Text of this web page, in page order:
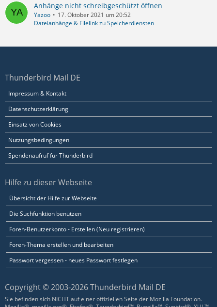
Anhänge nicht schreibgeschützt öffnen
Yazoo
17. Oktober 2021 um 20:52
Dateianhänge & Filelink zu Speicherdiensten
Thunderbird Mail DE
Impressum & Kontakt
Datenschutzerklärung
Einsatz von Cookies
Nutzungsbedingungen
Spendenaufruf für Thunderbird
Hilfe zu dieser Webseite
Übersicht der Hilfe zur Webseite
Die Suchfunktion benutzen
Foren-Benutzerkonto - Erstellen (Neu registrieren)
Foren-Thema erstellen und bearbeiten
Passwort vergessen - neues Passwort festlegen
Copyright © 2003-2026 Thunderbird Mail DE
Sie befinden sich NICHT auf einer offiziellen Seite der Mozilla Foundation.